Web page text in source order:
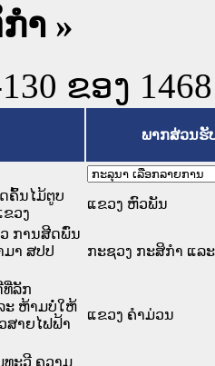
າ »
ຂອງ
ພາກສ່ວນຮັ
ຄົ້ນໄມ້ຕູບ
ວງ
ແຂວງ ຫົວພັນ
ການສີດພົ່ນ
ມາ ສປປ
ກະຊວງ ກະສິກຳ ແລ
ລັກ
ະ ຫ້າມບໍ່ໃຫ້
ສາຍໄຟຟ້າ
ແຂວງ ຄໍາມ່ວນ
ທະວີ ຄວາມ